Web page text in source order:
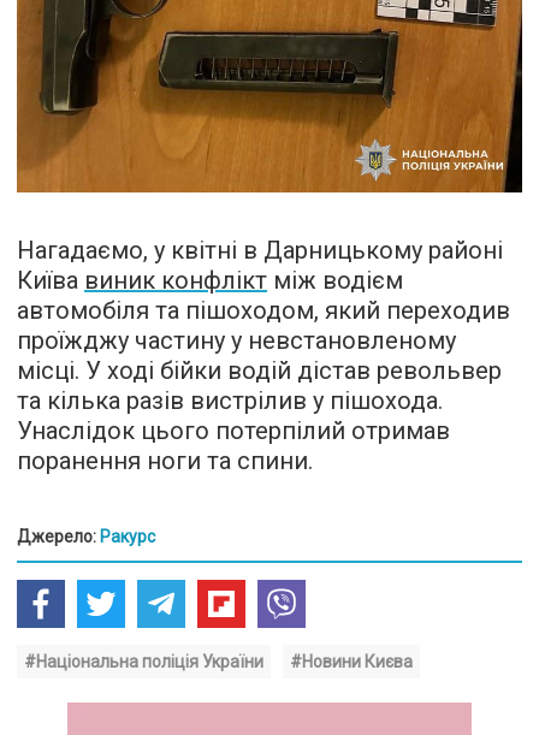
Нагадаємо, у квітні в Дарницькому районі
Київа виник конфлікт між водієм
автомобіля та пішоходом, який переходив
проїжджу частину у невстановленому
місці. У ході бійки водій дістав револьвер
та кілька разів вистрілив у пішохода.
Унаслідок цього потерпілий отримав
поранення ноги та спини.
Джерело: Ракурс
#Національна поліція України #Новини Києва